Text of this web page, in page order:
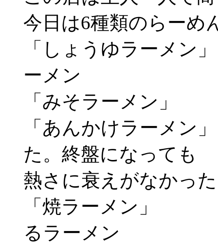
今日は6種類のらーめ
「しょうゆラーメン
ーメン
「みそラーメン」
「あんかけラーメン
た。終盤
熱さに衰えがなかっ
「焼ラーメン」
るラーメン